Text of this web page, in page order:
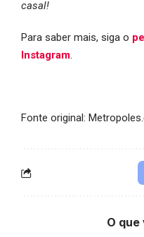
casal!
Para saber mais, siga o
Instagram.
Fonte original:
O